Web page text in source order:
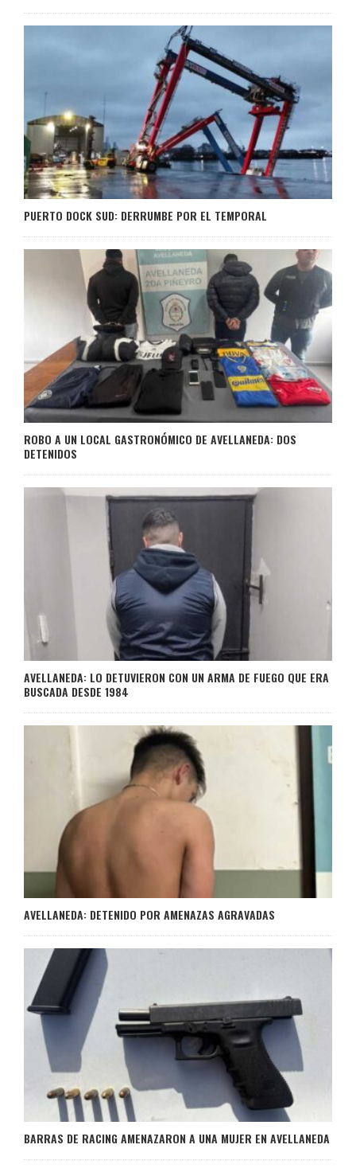
PUERTO DOCK SUD: DERRUMBE POR EL TEMPORAL
ROBO A UN LOCAL GASTRONÓMICO DE AVELLANEDA: DOS
DETENIDOS
AVELLANEDA: LO DETUVIERON CON UN ARMA DE FUEGO QUE ERA
BUSCADA DESDE 1984
AVELLANEDA: DETENIDO POR AMENAZAS AGRAVADAS
BARRAS DE RACING AMENAZARON A UNA MUJER EN AVELLANEDA